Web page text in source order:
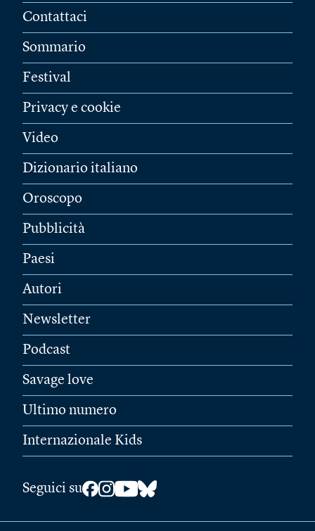
Contattaci
Sommario
Festival
Privacy e cookie
Video
Dizionario italiano
Oroscopo
Pubblicità
Paesi
Autori
Newsletter
Podcast
Savage love
Ultimo numero
Internazionale Kids
Seguici su